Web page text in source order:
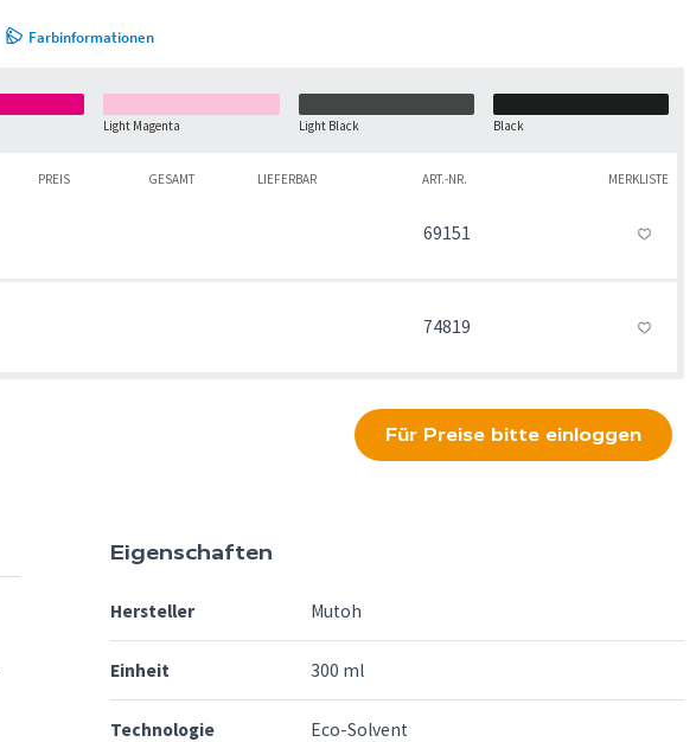
Light Magenta Light Black Black
Farbinformationen
PREIS GESAMT LIEFERBAR ART.-NR.
69151
MERKLISTE
74819
Für Preise bitte einloggen
Eigenschaften
Hersteller Mutoh
Einheit 300 ml
Technologie Eco-Solvent